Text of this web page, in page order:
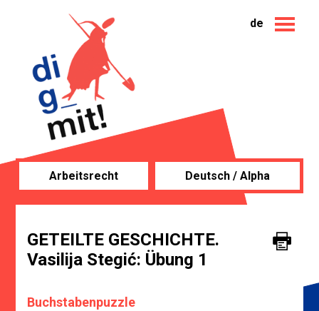
de
Arbeitsrecht Deutsch / Alpha
GETEILTE GESCHICHTE.
Vasilija Stegić: Übung 1
Buchstabenpuzzle